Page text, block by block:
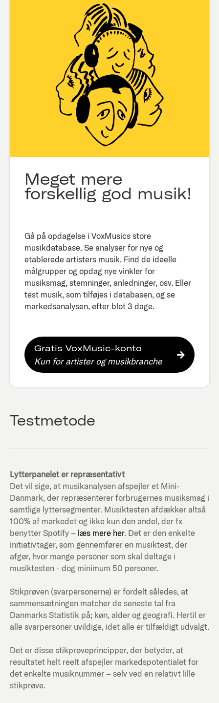
Meget mere
forskellig god musik!
Gå på opdagelse i VoxMusics store
musikdatabase. Se analyser for nye og
etablerede artisters musik. Find de ideelle
målgrupper og opdag nye vinkler for
musiksmag, stemninger, anledninger, osv. Eller
test musik, som tilføjes i databasen, og se
markedsanalysen, efter blot 3 dage.​
Gratis VoxMusic-konto
Kun for artister og musikbranche
Testmetode
Lytterpanelet er repræsentativt
Det vil sige, at musikanalysen afspejler et Mini-
Danmark, der repræsenterer forbrugernes musiksmag i
samtlige lyttersegmenter. Musiktesten afdækker altså
100% af markedet og ikke kun den andel, der fx
benytter Spotify – læs mere her. Det er den enkelte
initiativtager, som gennemfører en musiktest, der
afgør, hvor mange personer som skal deltage i
musiktesten - dog minimum 50 personer.
Stikprøven (svarpersonerne) er fordelt således, at
sammensætningen matcher de seneste tal fra
Danmarks Statistik på; køn, alder og geografi. Hertil er
alle svarpersoner uvildige, idet alle er tilfældigt udvalgt.
Det er disse stikprøveprincipper, der betyder, at
resultatet helt reelt afspejler markedspotentialet for
det enkelte musiknummer – selv ved en relativt lille
stikprøve.